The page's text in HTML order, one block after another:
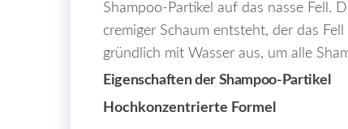
Shampoo-Partikel auf das nasse Fell.
cremiger Schaum entsteht, der das
gründlich mit Wasser aus, um alle
Eigenschaften der Shampoo-Partikel
Hochkonzentrierte Formel